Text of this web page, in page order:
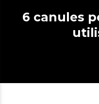
6 canules pour différentes